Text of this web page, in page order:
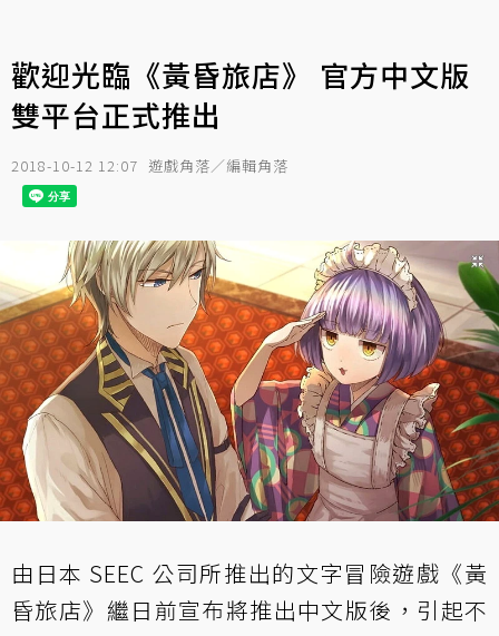
歡迎光臨《黃昏旅店》 官方中文版
雙平台正式推出
2018-10-12 12:07 遊戲角落／編輯角落
由日本 SEEC 公司所推出的文字冒險遊戲《黃
昏旅店》繼日前宣布將推出中文版後，引起不